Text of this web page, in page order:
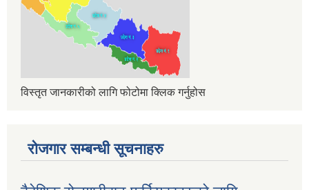
विस्तृत जानकारीको लागि फोटोमा क्लिक गर्नुहोस
रोजगार सम्बन्धी सूचनाहरु